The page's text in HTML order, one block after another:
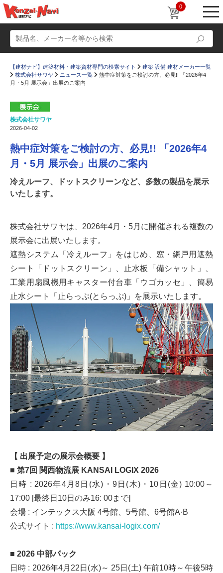
0
動画
かたなび コラム
すまいリング 設計士インタビュー
Q＆A 販売・施工代理店募集
お気に入り
【建材ナビ】建築材料・建築資材専門の検索サイト
建築 設備 建材メーカー一覧
株式会社サワヤ
ニュース一覧
熱中症対策をご検討の方、必見!! 「2026年4
月・5月 展示会」出展のご案内
株式会社サワヤ
2026-04-02
熱中症対策をご検討の方、必見!!
「2026年4
月・5月 展示会」出展のご案内
冷えルーフ、ドットスクリーンなど、多数の製品を展示
いたします。
株式会社サワヤは、2026年4月・5月に開催される複数の
展示会に出展いたします。
遮熱システム「冷えルーフ」をはじめ、窓・網戸用遮熱
シート「ドットスクリーン」、止水板「備シャット」、
工業用扇風機用キャスター付台車「ウゴカッセ」、簡易
止水シート「止らっぷ(とらっぷ)」を展示いたします。
【 出展予定の展示会概要 】
■ 第7回 関西物流展 KANSAI LOGIX 2026
日時 : 2026年4月8日(水)・9日(木)・10日(金) 10:00～
17:00 [最終日10日のみ16: 00まで]
会場 : インテックス大阪 4号館、5号館、6号館A·B
公式サイト : https://www.kansai-logix.com/
■ 2026 中部パック
日時 : 2026年4月22日(水)～ 25日(土) 午前10時～午後5時